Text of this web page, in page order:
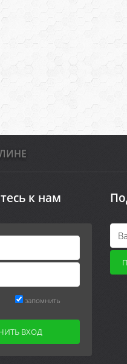
(Есть новые сообщения)
(Нет новых сообщений)
к нам
запомнить